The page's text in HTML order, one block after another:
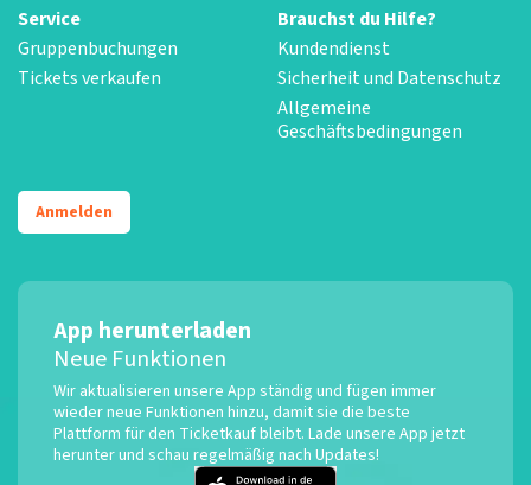
Service
Gruppenbuchungen
Tickets verkaufen
Brauchst du Hilfe?
Kundendienst
Sicherheit und Datenschutz
Allgemeine
Geschäftsbedingungen
Anmelden
App herunterladen
Neue Funktionen
Wir aktualisieren unsere App ständig und fügen immer
wieder neue Funktionen hinzu, damit sie die beste
Plattform für den Ticketkauf bleibt. Lade unsere App jetzt
herunter und schau regelmäßig nach Updates!